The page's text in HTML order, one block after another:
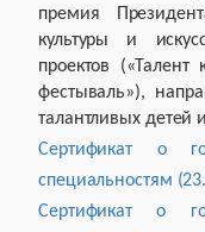
премия
культуры и
проектов («Талент
фестываль»),
талантливых детей
Сертификат о
специальностям
Сертификат о